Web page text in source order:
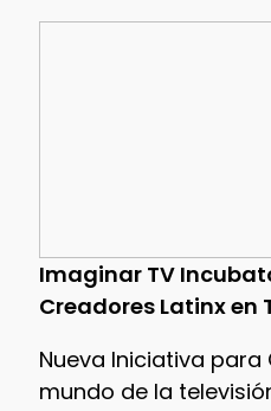
Imaginar TV
Creadores Latinx en
Nueva Iniciativa para
mundo de la